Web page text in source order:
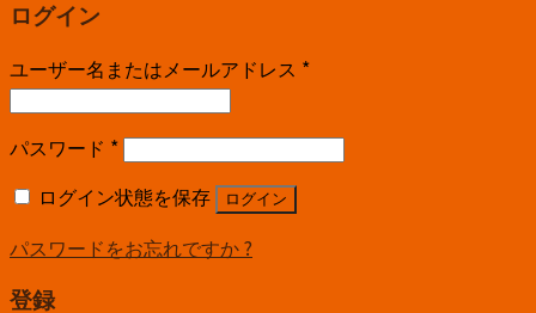
ログイン
ユーザー名またはメールアドレス *
パスワード *
ログイン状態を保存
ログイン
パスワードをお忘れですか ?
登録